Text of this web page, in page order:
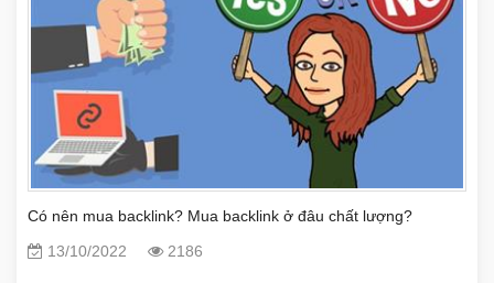
Có nên mua backlink? Mua backlink ở đâu chất lượng?
13/10/2022
2186